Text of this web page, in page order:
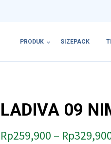
PRODUK SIZEPACK
LADIVA 09
Rp259,900 – Rp